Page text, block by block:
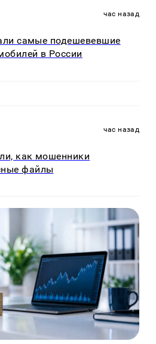
час назад
самые подешевевшие
в России
час назад
как мошенники
файлы